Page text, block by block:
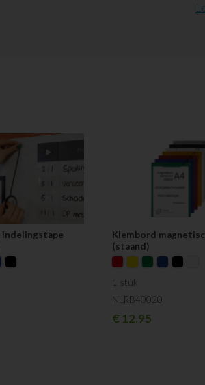
Klembord
(staand)
1 stuk
NLRB40020
€12.95